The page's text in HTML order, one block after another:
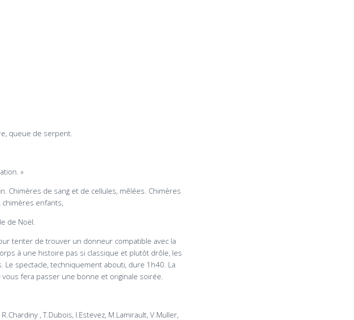
queue de serpent.
»
Chimères de sang et de cellules, mêlées. Chimères
chimères enfants,
de Noël.
tenter de trouver un donneur compatible avec la
à une histoire pas si classique et plutôt drôle, les
spectacle, techniquement abouti, dure 1h40. La
fera passer une bonne et originale soirée.
, T.Dubois, I.Estevez, M.Lamirault, V.Muller,